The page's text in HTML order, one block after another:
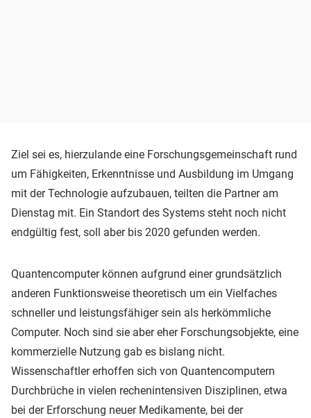
Ziel sei es, hierzulande eine Forschungsgemeinschaft rund
um Fähigkeiten, Erkenntnisse und Ausbildung im Umgang
mit der Technologie aufzubauen, teilten die Partner am
Dienstag mit. Ein Standort des Systems steht noch nicht
endgültig fest, soll aber bis 2020 gefunden werden.
Quantencomputer können aufgrund einer grundsätzlich
anderen Funktionsweise theoretisch um ein Vielfaches
schneller und leistungsfähiger sein als herkömmliche
Computer. Noch sind sie aber eher Forschungsobjekte, eine
kommerzielle Nutzung gab es bislang nicht.
Wissenschaftler erhoffen sich von Quantencomputern
Durchbrüche in vielen rechenintensiven Disziplinen, etwa
bei der Erforschung neuer Medikamente, bei der